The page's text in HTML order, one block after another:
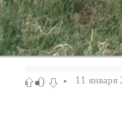
0 11